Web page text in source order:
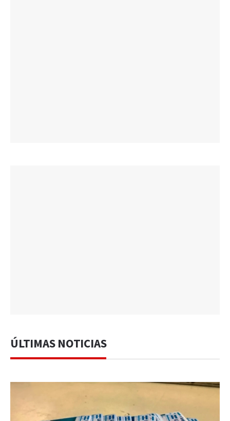
ÚLTIMAS NOTICIAS